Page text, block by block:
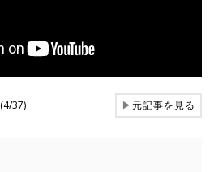
37) ▶元記事を見る